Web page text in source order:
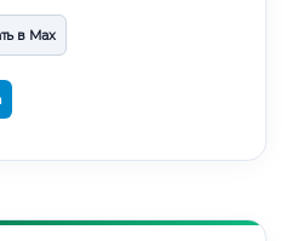
в Max